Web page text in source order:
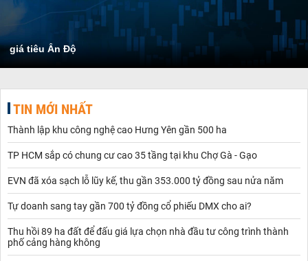
giá tiêu Ấn Độ
TIN MỚI NHẤT
Thành lập khu công nghệ cao Hưng Yên gần 500 ha
TP HCM sắp có chung cư cao 35 tầng tại khu Chợ Gà - Gạo
EVN đã xóa sạch lỗ lũy kế, thu gần 353.000 tỷ đồng sau nửa năm
Tự doanh sang tay gần 700 tỷ đồng cổ phiếu DMX cho ai?
Thu hồi 89 ha đất để đấu giá lựa chọn nhà đầu tư công trình thành
phố cảng hàng không